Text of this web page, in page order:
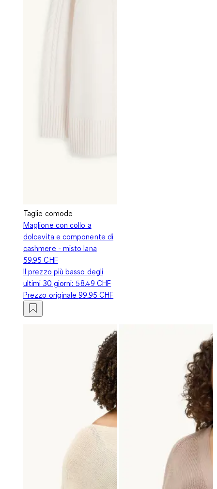
Taglie comode
Maglione con collo a
dolcevita e componente di
cashmere - misto lana
59.95 CHF
Il prezzo più basso degli
ultimi 30 giorni: 58.49 CHF
Prezzo originale99.95 CHF